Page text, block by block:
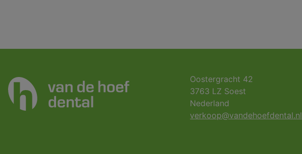
Oostergracht 42
3763 LZ Soest
Nederland
verkoop@vandehoefdental.nl